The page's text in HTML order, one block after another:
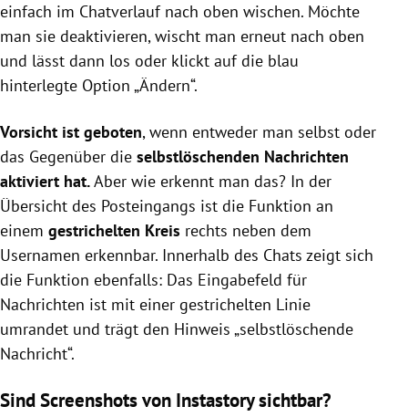
einfach im Chatverlauf nach oben wischen. Möchte
man sie deaktivieren, wischt man erneut nach oben
und lässt dann los oder klickt auf die blau
hinterlegte Option „Ändern“.
Vorsicht ist geboten, wenn entweder man selbst oder
das Gegenüber die selbstlöschenden Nachrichten
aktiviert hat.Aber wie erkennt man das? In der
Übersicht des Posteingangs ist die Funktion an
einem gestrichelten Kreis rechts neben dem
Usernamen erkennbar. Innerhalb des Chats zeigt sich
die Funktion ebenfalls: Das Eingabefeld für
Nachrichten ist mit einer gestrichelten Linie
umrandet und trägt den Hinweis „selbstlöschende
Nachricht“.
Sind Screenshots von Instastory sichtbar?